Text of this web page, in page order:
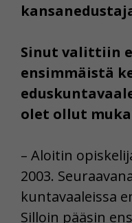
Sinut valittiin
ensimmäistä
olet ollut
– Aloitin
2003.
kuntavaaleissa
Silloin pääsin